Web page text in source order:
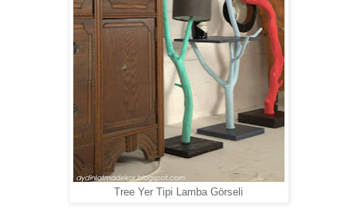
Tree Yer Tipi Lamba Görseli